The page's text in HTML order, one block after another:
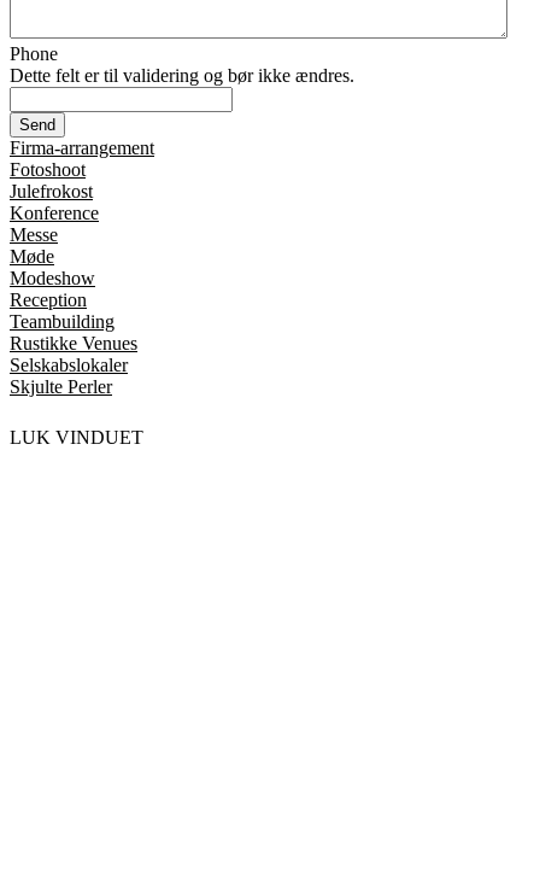
Phone
Dette felt er til validering og bør ikke ændres.
Firma-arrangement
Fotoshoot
Julefrokost
Konference
Messe
Møde
Modeshow
Reception
Teambuilding
Rustikke Venues
Selskabslokaler
Skjulte Perler
LUK VINDUET